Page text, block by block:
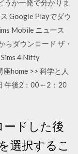
うか一発で分かりま
Google Playでダウ
Mobile ニュース
らダウンロード ザ・
4 Nifty
home >> 科学と人
午後2：00～2：20
ドした後
選択するこ